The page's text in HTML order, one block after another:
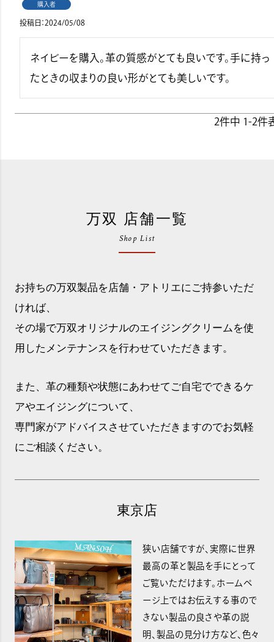
購入者
投稿日 2024/05/08
ネイビーを購入。革の質感がとても良いです。手に持っ
たときの収まりの良い形がとても美しいです。
2件中 1-2件
万双 店舗一覧
Shop List
お持ちの万双製品を店舗・アトリエにご持参いただ
ければ、
その場で万双オリジナルのエイジングクリームを使
用したメンテナンスを行わせていただきます。
また、革の種類や状態にあわせてご自宅でできるケ
アやエイジングについて、
専門家がアドバイスさせていただきますのでお気軽
にご相談ください。
東京店
狭い店舗ですが、実際に世界
最高の革と製品を手にとって
ご覧いただけます。ホームペ
ージ上ではお伝えする事ので
きない製品の良さや革の説
明、製品の見分け方など、色々